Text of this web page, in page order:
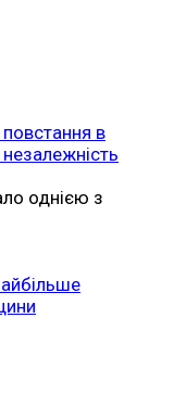
в
однією з